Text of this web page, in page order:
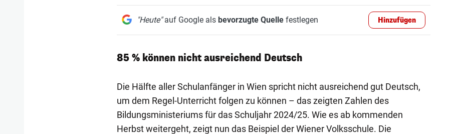
"Heute"auf Google als bevorzugte Quellefestlegen Hinzufügen
85 % können nicht ausreichend Deutsch
Die Hälfte aller Schulanfänger in Wien spricht nicht ausreichend gut Deutsch,
um dem Regel-Unterricht folgen zu können – das zeigten Zahlen des
Bildungsministeriums für das Schuljahr 2024/25. Wie es ab kommenden
Herbst weitergeht, zeigt nun das Beispiel der Wiener Volksschule. Die